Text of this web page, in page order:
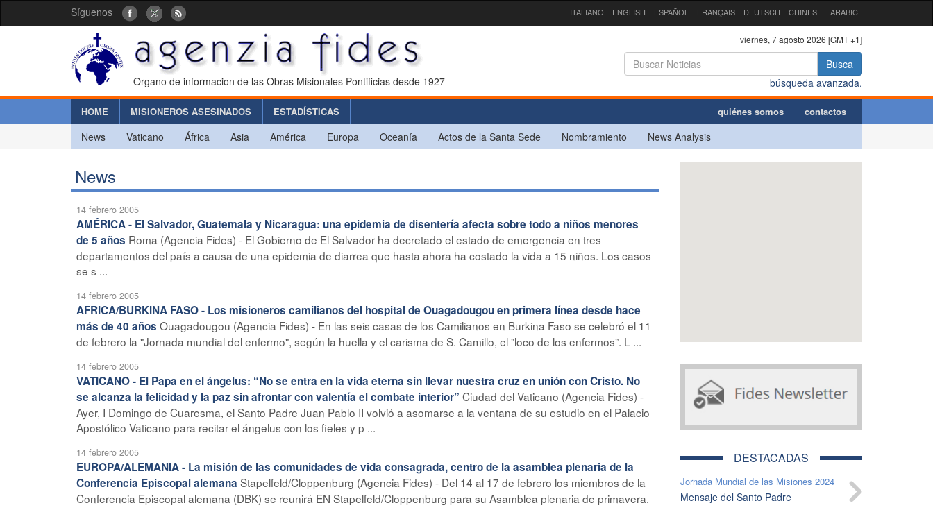
Síguenos ITALIANO ENGLISH ESPAÑOL FRANÇAIS DEUTSCH CHINESE ARABIC
Organo de informacion de las Obras Misionales Pontificias desde 1927
viernes, 7 agosto 2026 [GMT +1]
Busca
búsqueda avanzada.
HOME MISIONEROS ASESINADOS ESTADÍSTICAS quiénes somos contactos
News Vaticano África Asia América Europa Oceanía Actos de la Santa Sede Nombramiento News Analysis
News
14 febrero 2005
AMÉRICA - El Salvador, Guatemala y Nicaragua: una epidemia de disentería afecta sobre todo a niños menores
de 5 años Roma (Agencia Fides) - El Gobierno de El Salvador ha decretado el estado de emergencia en tres
departamentos del país a causa de una epidemia de diarrea que hasta ahora ha costado la vida a 15 niños. Los casos
se s ...
14 febrero 2005
AFRICA/BURKINA FASO - Los misioneros camilianos del hospital de Ouagadougou en primera línea desde hace
más de 40 años Ouagadougou (Agencia Fides) - En las seis casas de los Camilianos en Burkina Faso se celebró el 11
de febrero la "Jornada mundial del enfermo", según la huella y el carisma de S. Camillo, el "loco de los enfermos”. L ...
14 febrero 2005
VATICANO - El Papa en el ángelus: “No se entra en la vida eterna sin llevar nuestra cruz en unión con Cristo. No
se alcanza la felicidad y la paz sin afrontar con valentía el combate interior” Ciudad del Vaticano (Agencia Fides) -
Ayer, I Domingo de Cuaresma, el Santo Padre Juan Pablo II volvió a asomarse a la ventana de su estudio en el Palacio
Apostólico Vaticano para recitar el ángelus con los fieles y p ...
14 febrero 2005
EUROPA/ALEMANIA - La misión de las comunidades de vida consagrada, centro de la asamblea plenaria de la
Conferencia Episcopal alemana Stapelfeld/Cloppenburg (Agencia Fides) - Del 14 al 17 de febrero los miembros de la
Conferencia Episcopal alemana (DBK) se reunirá EN Stapelfeld/Cloppenburg para su Asamblea plenaria de primavera.
DESTACADAS
Jornada Mundial de las Misiones 2024
Mensaje del Santo Padre